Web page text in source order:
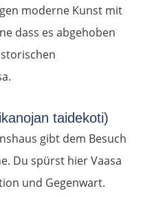
moderne Kunst mit
dass es abgehoben
taidekoti)
gibt dem Besuch
Du spürst hier Vaasa
und Gegenwart.